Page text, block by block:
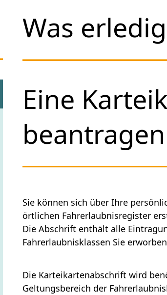
Was
Eine
beantragen
Sie können sich über Ihre
örtlichen Fahrerlaubnisregister
Die Abschrift enthält alle
Fahrerlaubnisklassen Sie
Die Karteikartenabschrift wird
Geltungsbereich der